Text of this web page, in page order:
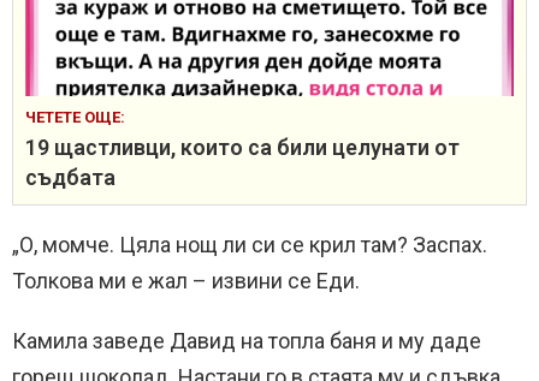
ЧЕТЕТЕ ОЩЕ:
19 щастливци, които са били целунати от
съдбата
„О, момче. Цяла нощ ли си се крил там? Заспах.
Толкова ми е жал – извини се Еди.
Камила заведе Давид на топла баня и му даде